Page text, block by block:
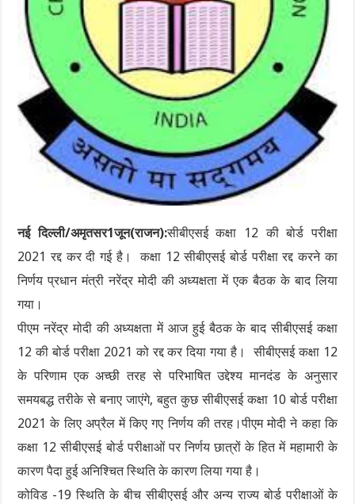
नई दिल्ली/अमृतसर1जून(राजन):सीबीएसई कक्षा 12 की बोर्ड परीक्षा
2021 रद्द कर दी गई है। कक्षा 12 सीबीएसई बोर्ड परीक्षा रद्द करने का
निर्णय प्रधान मंत्री नरेंद्र मोदी की अध्यक्षता में एक बैठक के बाद लिया
गया।
पीएम नरेंद्र मोदी की अध्यक्षता में आज हुई बैठक के बाद सीबीएसई कक्षा
12 की बोर्ड परीक्षा 2021 को रद्द कर दिया गया है। सीबीएसई कक्षा 12
के परिणाम एक अच्छी तरह से परिभाषित उद्देश्य मानदंड के अनुसार
समयबद्ध तरीके से बनाए जाएंगे, बहुत कुछ सीबीएसई कक्षा 10 बोर्ड परीक्षा
2021 के लिए अप्रैल में किए गए निर्णय की तरह।पीएम मोदी ने कहा कि
कक्षा 12 सीबीएसई बोर्ड परीक्षाओं पर निर्णय छात्रों के हित में महामारी के
कारण पैदा हुई अनिश्चित स्थिति के कारण लिया गया है।
कोविड -19 स्थिति के बीच सीबीएसई और अन्य राज्य बोर्ड परीक्षाओं के